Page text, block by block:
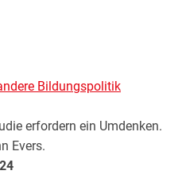
Bildungspolitik
erfordern ein Umdenken.
Evers.